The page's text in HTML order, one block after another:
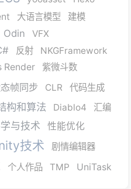
大语言模型 建模
Odin
VFX
反射
NKGFramework
Render 紫微斗数
帧同步 CLR
代码生成
构和算法 Diablo4 汇编
与技术 性能优化
技术
剧情编辑器
个人作品 TMP UniTask